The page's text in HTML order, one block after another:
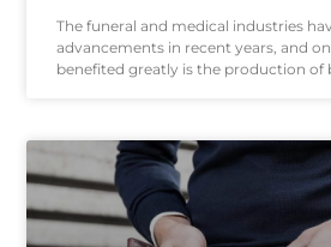
The funeral and medical industries
advancements in recent years, and
benefited greatly is the production of